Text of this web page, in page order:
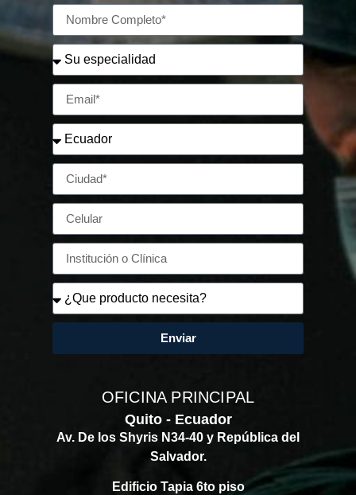
Enviar
OFICINA PRINCIPAL
Quito - Ecuador
Av. De los Shyris N34-40 y República del
Salvador.
Edificio Tapia 6to piso